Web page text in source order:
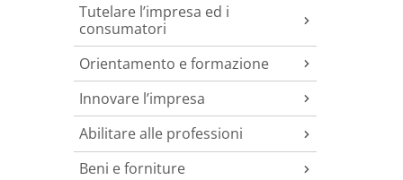
Tutelare l’impresa ed i
consumatori
Orientamento e formazione
Innovare l’impresa
Abilitare alle professioni
Beni e forniture